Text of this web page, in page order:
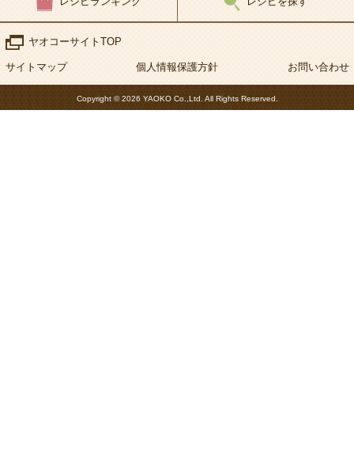
ヤオコーサイトTOP
サイトマップ 個人情報保護方針 お問い合わせ
Copyright © 2026 YAOKO Co.,Ltd. All Rights Reserved.